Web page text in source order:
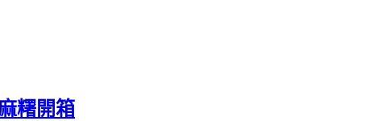
糬開箱